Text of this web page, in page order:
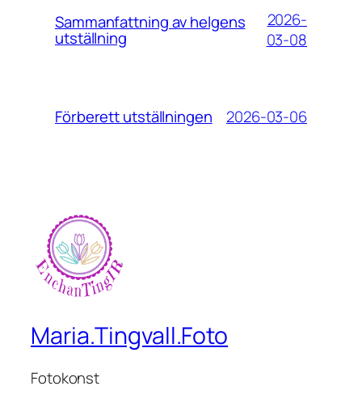
Sammanfattning av helgens
utställning
2026-
03-08
Förberett utställningen 2026-03-06
Maria.Tingvall.Foto
Fotokonst